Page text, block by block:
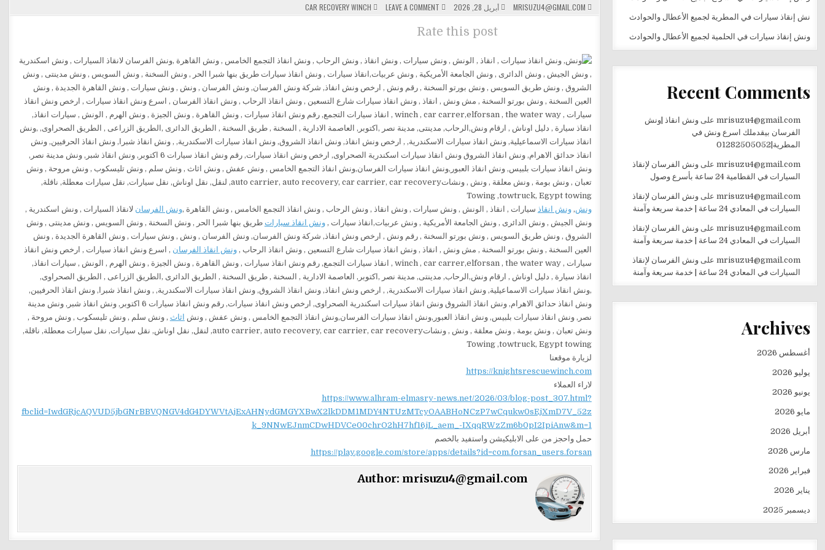
MRISUZU4@GMAIL.COM أبريل 28, 2026 LEAVE A COMMENT
ON
ونش
POSTED
IN
CAR RECOVERY WINCH
Rate this post
ونش,ونش انقاذ سيارات , انقاذ , الونش , ونش سيارات , ونش انقاذ , ونش الرحاب , ونش انقاذ التجمع الخامس , ونش القاهرة ,ونش الفرسان لانقاذ السيارات , ونش اسكندرية ,
ونش الجيش , ونش الدائرى , ونش الجامعة الأمريكية , ونش عربيات,انقاذ سيارات ,ونش انقاذ سيارات طريق بنها شبرا الحر , ونش السخنة , ونش السويس , ونش مدينتى , ونش
الشروق , ونش طريق السويس , ونش بورتو السخنة , رقم ونش , ارخص ونش انقاذ, شركة ونش الفرسان, ونش الفرسان , ونش , ونش سيارات , ونش القاهرة الجديدة , ونش
العين السخنة , ونش بورتو السخنة , مش ونش , انقاذ , ونش انقاذ سيارات شارع التسعين , ونش انقاذ الرحاب ,ونش انقاذ الفرسان , اسرع ونش انقاذ سيارات , ارخص ونش انقاذ
سيارات , winch , car carrer,elforsan , the water way , انقاذ سيارات التجمع, رقم ونش انقاذ سيارات , ونش القاهرة , ونش الجيزة , ونش الهرم , الونش , سيارات انقاذ,
انقاذ سيارة , دليل اوناش , ارقام ونش,الرحاب, مدينتى, مدينة نصر ,اكتوبر, العاصمة الادارية , السخنة , طريق السخنة , الطريق الدائرى ,الطريق الزراعى , الطريق الصحراوى,
,ونش انقاذ سيارات الاسماعيلية, ونش انقاذ سيارات الاسكندرية, , ارخص ونش انقاذ, ونش انقاذ الشروق, ونش انقاذ سيارات الاسكندرية, , ونش انقاذ شبرا, ونش انقاذ الحرفيين,
ونش انقاذ حدائق الاهرام, ونش انقاذ الشروق ونش انقاذ سيارات اسكندرية الصحراوى, ارخص ونش انقاذ سيارات, رقم ونش انقاذ سيارات 6 اكتوبر, ونش انقاذ شبر, ونش مدينة
نصر, ونش انقاذ سيارات بلبيس, ونش انقاذ العبور,ونش انقاذ سيارات الفرسان,ونش انقاذ التجمع الخامس , ونش عفش , ونش اثاث , ونش سلم , ونش تليسكوب , ونش مروحة ,
ونش تعبان , ونش بومة , ونش معلقة , ونش , ونشاتauto carrier, auto recovery, car carrier, car recovery, لنقل, نقل اوناش, نقل سيارات, نقل سيارات معطلة, ناقلة,
Towing ,towtruck, Egypt towing
لزيارة موقعنا
https://knightsrescuewinch.com
لاراء العملاء
https://www.alhram-elmasry-news.net/2026/03/blog-post_307.html?
fbclid=IwdGRjcAQVUD5jbGNrBBVQNGV4dG4DYWVtAjExAHNydGMGYXBwX2lkDDM1MDY4NTUzMTcyOAABHoNCzP7wCqukw0sEjXmD7V_52z
k_9NNwEJnmCDwHDVCe00chrO2hH7hf16jL_aem_-IXqqRWzZm6b0pI2IpiAnw&m=1
حمل واحجز من على الابليكيشن واستفيد بالخصم
https://play.google.com/store/apps/details?id=com.forsan_users.forsan
Author: mrisuzu4@gmail.com
نش إنقاذ سيارات في المطرية لجميع الأعطال والحوادث
ونش إنقاذ سيارات في الحلمية لجميع الأعطال والحوادث
Recent Comments
mrisuzu4@gmail.comعلى ونش انقاذ |ونش
الفرسان بيقدملك اسرع ونش في
المطرية|01282505052
mrisuzu4@gmail.comعلى ونش الفرسان لإنقاذ
السيارات في القطامية 24 ساعة بأسرع وصول
mrisuzu4@gmail.comعلى ونش الفرسان لإنقاذ
السيارات في المعادي 24 ساعة | خدمة سريعة وآمنة
mrisuzu4@gmail.comعلى ونش الفرسان لإنقاذ
السيارات في المعادي 24 ساعة | خدمة سريعة وآمنة
mrisuzu4@gmail.comعلى ونش الفرسان لإنقاذ
السيارات في المعادي 24 ساعة | خدمة سريعة وآمنة
Archives
أغسطس 2026
يوليو 2026
يونيو 2026
مايو 2026
أبريل 2026
مارس 2026
فبراير 2026
يناير 2026
ديسمبر 2025